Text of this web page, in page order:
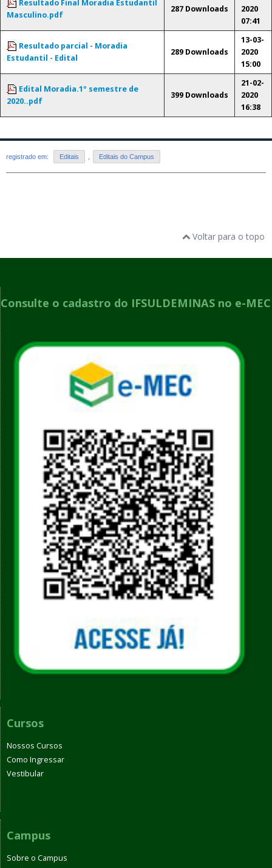
Resultado Final Moradia Estudantil
Masculino.pdf
287 Downloads
2020
07:41
Resultado parcial - Moradia
Estudantil - Edital
289 Downloads
13-03-
2020
15:00
Edital Moradia.1º semestre de
2020..pdf
399 Downloads
21-02-
2020
16:38
registrado em: Editais Editais do Campus
Voltar para o topo
Consulte o cadastro do IFSULDEMINAS no e-MEC
Cursos
Nossos Cursos
Como Ingressar
Vestibular
Campus
Sobre o Campus